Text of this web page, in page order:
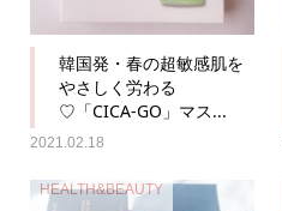
韓国発・春の超敏感肌を
やさしく労わる
♡「CICA-GO」マス...
2021.02.18
HEALTH&BEAUTY